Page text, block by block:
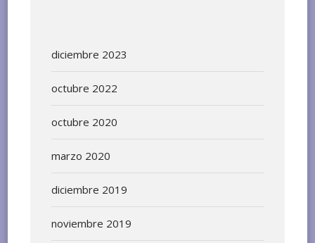
diciembre 2023
octubre 2022
octubre 2020
marzo 2020
diciembre 2019
noviembre 2019